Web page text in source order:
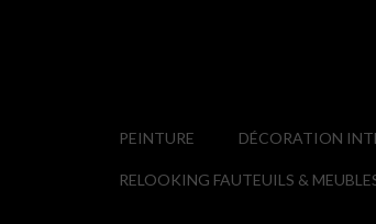
PEINTURE DÉCORATION
RELOOKING FAUTEUILS &